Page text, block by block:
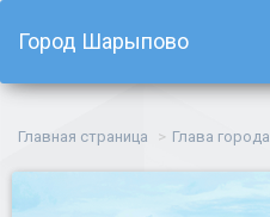
Город Шарыпово
Главная страница Глава города